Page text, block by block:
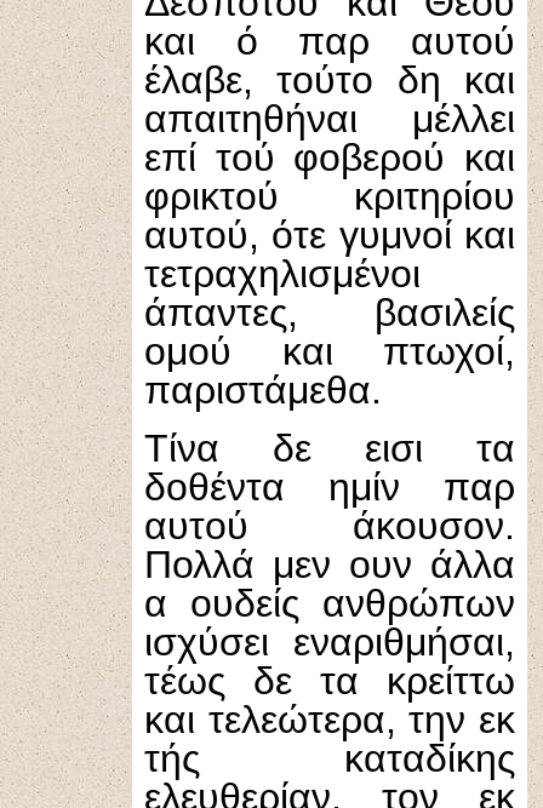
και ό παρ αυτού
έλαβε, τούτο δη και
απαιτηθήναι μέλλει
επί τού φοβερού και
φρικτού κριτηρίου
αυτού, ότε γυμνοί και
τετραχηλισμένοι
άπαντες, βασιλείς
ομού και πτωχοί,
παριστάμεθα.
Τίνα δε εισι τα
δοθέντα ημίν παρ
αυτού άκουσον.
Πολλά μεν ουν άλλα
α ουδείς ανθρώπων
ισχύσει εναριθμήσαι,
τέως δε τα κρείττω
και τελεώτερα, την εκ
τής καταδίκης
ελευθερίαν, τον εκ